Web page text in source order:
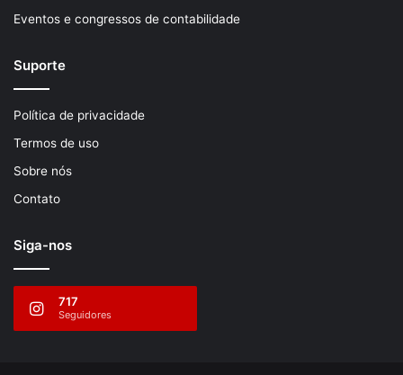
Eventos e congressos de contabilidade
Suporte
Política de privacidade
Termos de uso
Sobre nós
Contato
Siga-nos
717
Seguidores